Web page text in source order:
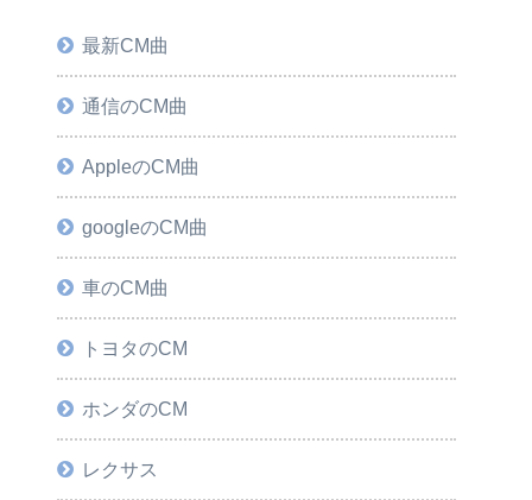
最新CM曲
通信のCM曲
AppleのCM曲
googleのCM曲
車のCM曲
トヨタのCM
ホンダのCM
レクサス